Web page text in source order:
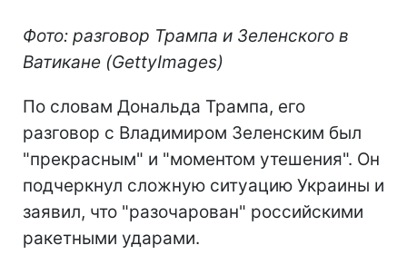
Фото: разговор Трампа и Зеленского в
Ватикане (GettyImages)
По словам Дональда Трампа, его
разговор с Владимиром Зеленским был
"прекрасным" и "моментом утешения". Он
подчеркнул сложную ситуацию Украины и
заявил, что "разочарован" российскими
ракетными ударами.